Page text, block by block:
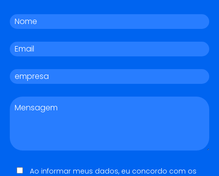
Ao informar meus dados, eu concordo com os